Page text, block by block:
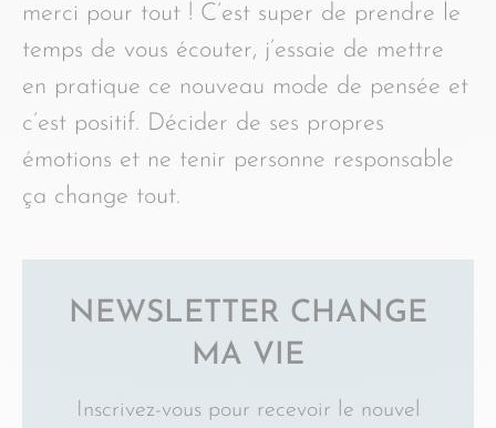
merci pour tout ! C’est super de prendre le
temps de vous écouter, j’essaie de mettre
en pratique ce nouveau mode de pensée et
c’est positif. Décider de ses propres
émotions et ne tenir personne responsable
ça change tout.
NEWSLETTER CHANGE
MA VIE
Inscrivez-vous pour recevoir le nouvel